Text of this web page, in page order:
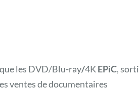
les DVD/Blu-ray/4KEPiC, sorti
ventes de documentaires